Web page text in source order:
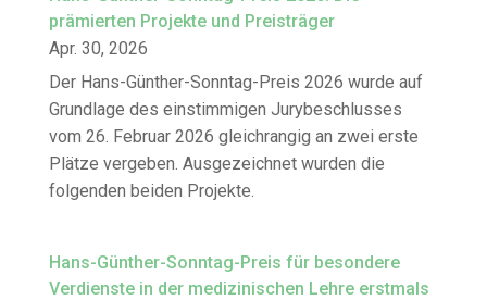
prämierten Projekte und Preisträger
Apr. 30, 2026
Der Hans-Günther-Sonntag-Preis 2026 wurde auf
Grundlage des einstimmigen Jurybeschlusses
vom 26. Februar 2026 gleichrangig an zwei erste
Plätze vergeben. Ausgezeichnet wurden die
folgenden beiden Projekte.
Hans-Günther-Sonntag-Preis für besondere
Verdienste in der medizinischen Lehre erstmals